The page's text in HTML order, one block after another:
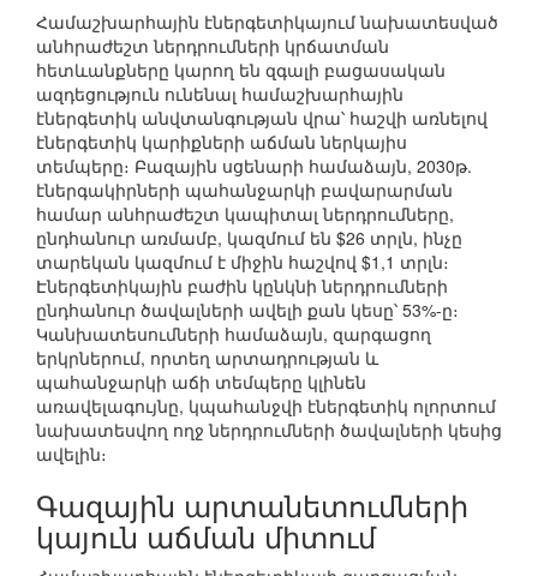
Համաշխարհային էներգետիկայում նախատեսված
անհրաժեշտ ներդրումների կրճատման
հետևանքները կարող են զգալի բացասական
ազդեցություն ունենալ համաշխարհային
էներգետիկ անվտանգության վրա՝ հաշվի առնելով
էներգետիկ կարիքների աճման ներկայիս
տեմպերը։ Բազային սցենարի համաձայն, 2030թ.
էներգակիրների պահանջարկի բավարարման
համար անհրաժեշտ կապիտալ ներդրումները,
ընդհանուր առմամբ, կազմում են $26 տրլն, ինչը
տարեկան կազմում է միջին հաշվով $1,1 տրլն։
Էներգետիկային բաժին կընկնի ներդրումների
ընդհանուր ծավալների ավելի քան կեսը՝ 53%-ը։
Կանխատեսումների համաձայն, զարգացող
երկրներում, որտեղ արտադրության և
պահանջարկի աճի տեմպերը կլինեն
առավելագույնը, կպահանջվի էներգետիկ ոլորտում
նախատեսվող ողջ ներդրումների ծավալների կեսից
ավելին։
Գազային արտանետումների
կայուն աճման միտում